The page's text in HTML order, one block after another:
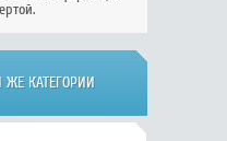
ЖЕ КАТЕГОРИИ